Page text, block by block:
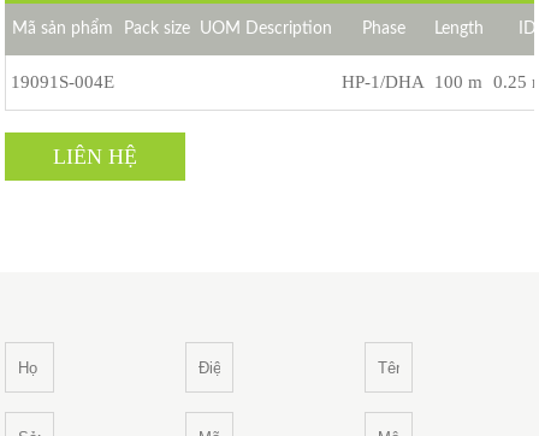
Mã sản phẩm Pack size UOM Description Phase Length ID
19091S-004E HP-1/DHA 100 m 0.25
LIÊN HỆ